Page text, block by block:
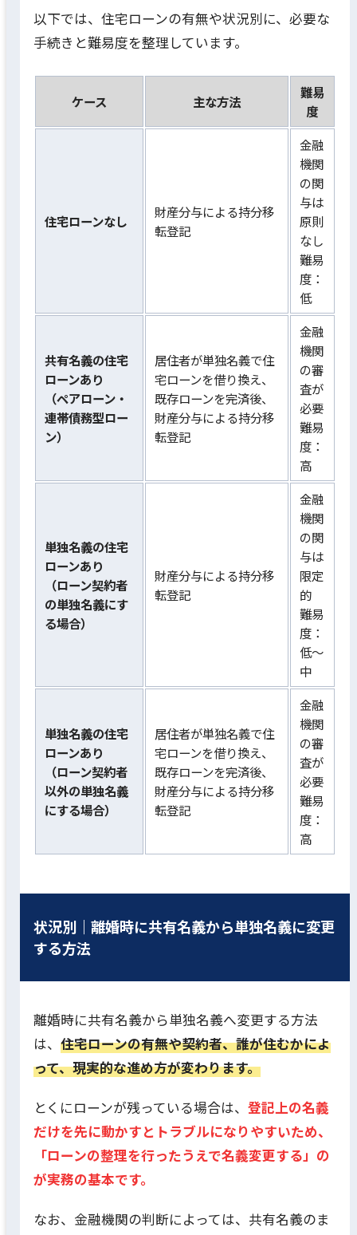
以下では、住宅ローンの有無や状況別に、必要な
手続きと難易度を整理しています。
ケース 主な方法
難易
度
住宅ローンなし
財産分与による持分移
転登記
金融
機関
の関
与は
原則
なし
難易
度：
低
共有名義の住宅
ローンあり
（ペアローン・
連帯債務型ロー
ン）
居住者が単独名義で住
宅ローンを借り換え、
既存ローンを完済後、
財産分与による持分移
転登記
金融
機関
の審
査が
必要
難易
度：
高
単独名義の住宅
ローンあり
（ローン契約者
の単独名義にす
る場合）
財産分与による持分移
転登記
金融
機関
の関
与は
限定
的
難易
度：
低〜
中
単独名義の住宅
ローンあり
（ローン契約者
以外の単独名義
にする場合）
居住者が単独名義で住
宅ローンを借り換え、
既存ローンを完済後、
財産分与による持分移
転登記
金融
機関
の審
査が
必要
難易
度：
高
状況別｜離婚時に共有名義から単独名義に変更
する方法
離婚時に共有名義から単独名義へ変更する方法
は、 住宅ローンの有無や契約者、誰が住むかによ
って、現実的な進め方が変わります。
とくにローンが残っている場合は、 登記上の名義
だけを先に動かすとトラブルになりやすいため、
「ローンの整理を行ったうえで名義変更する」の
が実務の基本です。
なお、金融機関の判断によっては、共有名義のま